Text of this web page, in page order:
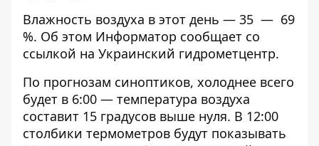
Влажность воздуха в этот день — 35 — 69
%. Об этом Информатор сообщает со
ссылкой на Украинский гидрометцентр.
По прогнозам синоптиков, холоднее всего
будет в 6:00 — температура воздуха
составит 15 градусов выше нуля. В 12:00
столбики термометров будут показывать